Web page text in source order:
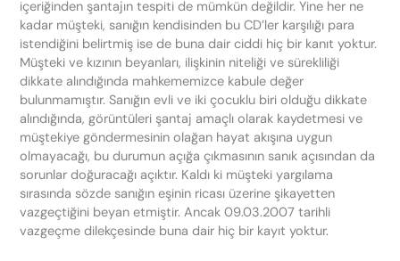
içeriğinden şantajın tespiti de mümkün değildir. Yine her ne
kadar müşteki, sanığın kendisinden bu CD’ler karşılığı para
istendiğini belirtmiş ise de buna dair ciddi hiç bir kanıt yoktur.
Müşteki ve kızının beyanları, ilişkinin niteliği ve sürekliliği
dikkate alındığında mahkememizce kabule değer
bulunmamıştır. Sanığın evli ve iki çocuklu biri olduğu dikkate
alındığında, görüntüleri şantaj amaçlı olarak kaydetmesi ve
müştekiye göndermesinin olağan hayat akışına uygun
olmayacağı, bu durumun açığa çıkmasının sanık açısından da
sorunlar doğuracağı açıktır. Kaldı ki müşteki yargılama
sırasında sözde sanığın eşinin ricası üzerine şikayetten
vazgeçtiğini beyan etmiştir. Ancak 09.03.2007 tarihli
vazgeçme dilekçesinde buna dair hiç bir kayıt yoktur.